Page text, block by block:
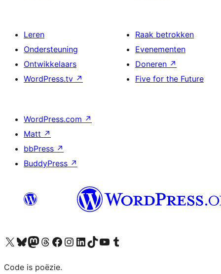
Leren
Ondersteuning
Ontwikkelaars
WordPress.tv ↗
Raak betrokken
Evenementen
Doneren ↗
Five for the Future
WordPress.com ↗
Matt ↗
bbPress ↗
BuddyPress ↗
Bezoek ons X (voorheen Twitter) account
Bezoek ons Bluesky account
Bezoek ons Mastodon account
Bezoek ons Threads account
Onze Facebook pagina bezoeken
Bezoek ons Instagram account
Bezoek ons LinkedIn account
Bezoek ons TikTok account
Bezoek ons YouTube kanaalBezoek ons Tumblr account
Code is poëzie.